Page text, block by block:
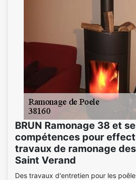
BRUN Ramonage 38 et
compétences pour
travaux de ramonage
Saint Verand
Des travaux d'entretien pour les